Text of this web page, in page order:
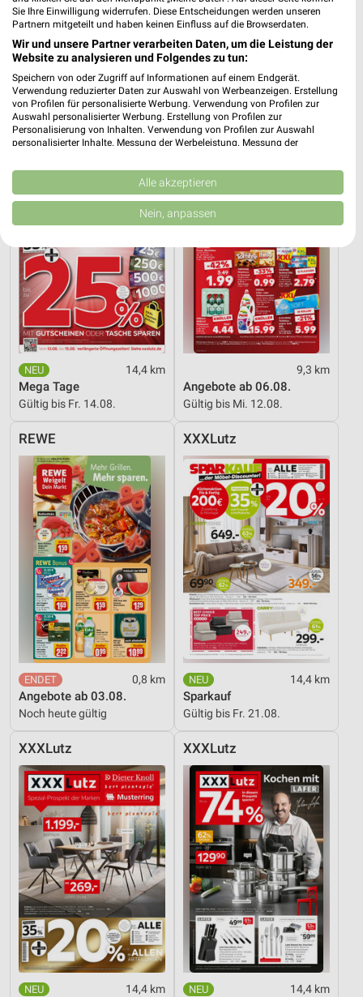
14,4 km
Wohnen Spezial
Gültig bis Fr. 14.08.
Hot Sommer Sale
Gültig bis Sa. 29.08.
XXXLutz
14,4 km
Mega Tage
Gültig bis Fr. 14.08.
Kaufland
9,3 km
Angebote ab 06.08.
Gültig bis Mi. 12.08.
REWE
0,8 km
Angebote ab 03.08.
Noch heute gültig
XXXLutz
14,4 km
Sparkauf
Gültig bis Fr. 21.08.
XXXLutz
14,4 km
XXXLutz
14,4 km
Sie Ihre Einwilligung widerrufen. Diese Entscheidungen werden unseren
Partnern mitgeteilt und haben keinen Einfluss auf die Browserdaten.
Wir und unsere Partner verarbeiten Daten, um die Leistung der
Website zu analysieren und Folgendes zu tun:
Speichern von oder Zugriff auf Informationen auf einem Endgerät.
Verwendung reduzierter Daten zur Auswahl von Werbeanzeigen. Erstellung
von Profilen für personalisierte Werbung. Verwendung von Profilen zur
Auswahl personalisierter Werbung. Erstellung von Profilen zur
Personalisierung von Inhalten. Verwendung von Profilen zur Auswahl
personalisierter Inhalte. Messung der Werbeleistung. Messung der
Kombinationen von Daten aus verschiedenen Quellen. Entwicklung und
Verbesserung der Angebote. Verwendung reduzierter Daten zur Auswahl
von Inhalten.
Daten können außerhalb der Europäischen Union weitergegeben und in die
USA gesendet werden.
Website/App.
Partnerliste anzeigen (1 IAB-Anbieter)
Wir nutzen Ihre Daten für folgende Zwecke:
IAB-Verarbeitungszwecke:
Speichern von oder Zugriff auf Informationen
auf einem Endgerät
Verwendung reduzierter Daten zur Auswahl von
Werbeanzeigen
Erstellung von Profilen für personalisierte
Werbung
Verwendung von Profilen zur Auswahl
personalisierter Werbung
Erstellung von Profilen zur Personalisierung
von Inhalten
Verwendung von Profilen zur Auswahl
personalisierter Inhalte
Messung der Werbeleistung
Messung der Performance von Inhalten
Analyse von Zielgruppen durch Statistiken oder
Kombinationen von Daten aus verschiedenen
Quellen
Entwicklung und Verbesserung der Angebote
Verwendung reduzierter Daten zur Auswahl von
Inhalten
IAB-Besonderheiten:
Verwendung genauer Standortdaten
Geräte anhand von aktiv angeforderten
Informationen identifizieren
Nicht-IAB-Verarbeitungszwecke:
Notwendig
Alle akzeptieren
Nein, anpassen